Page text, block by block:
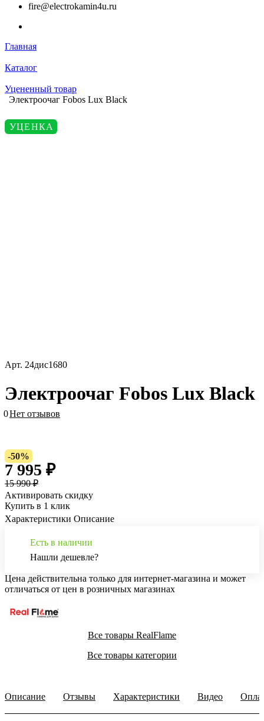
fire@electrokamin4u.ru
Главная
Каталог
Уцененный товар
Электроочаг Fobos Lux Black
УЦЕНКА
Арт. 24дис1680
Электроочаг Fobos Lux Black
0Нет отзывов
-50%
7 995 ₽
15 990 ₽
Активировать скидку
Купить в 1 клик
Характеристики Описание
Есть в наличии
Нашли дешевле?
Цена действительна только для интернет-магазина и может
отличаться от цен в розничных магазинах
Все товары RealFlame
Все товары категории
Описание Отзывы Характеристики Видео